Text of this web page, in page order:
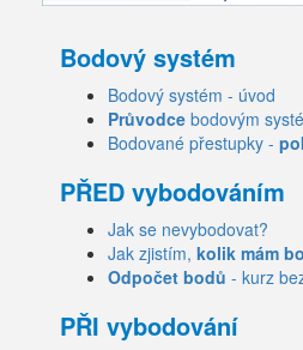
Bodový systém
Bodový systém - úvod
Průvodce bodovým
Bodované přestupky -
PŘED vybodováním
Jak se nevybodovat?
Jak zjistím, kolik mám
Odpočet bodů - kurz
PŘI vybodování